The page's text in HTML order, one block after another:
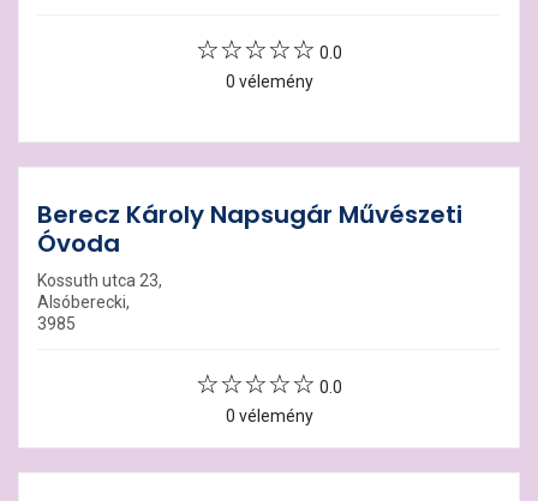
0.0
0 vélemény
Berecz Károly Napsugár Művészeti
Óvoda
Kossuth utca 23,
Alsóberecki,
3985
0.0
0 vélemény